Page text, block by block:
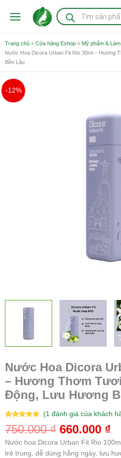
Tìm
kiếm
sản
Trang chủ » Cửa hàng Eshop » Mỹ phẩm &
Nước Hoa Dicora Urban Fit Rio 30ml – Hương
Bền Lâu
-12%
Nước Hoa Dicora
– Hương Thơm
Động, Lưu Hương
5.00 trên 5
dựa trên
1
(1đánh giá của khách
750.000₫
750.000 ₫.
660.000 ₫
Nước hoa Dicora Urban Fit Rio
trẻ trung, dễ dùng hằng ngày, lưu
Nước
Hoa